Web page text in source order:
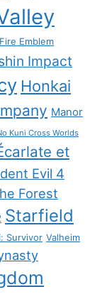
Fire Emblem
Impact
Honkai
Manor
Kuni Cross Worlds
et
Evil 4
Forest
Starfield
Survivor Valheim